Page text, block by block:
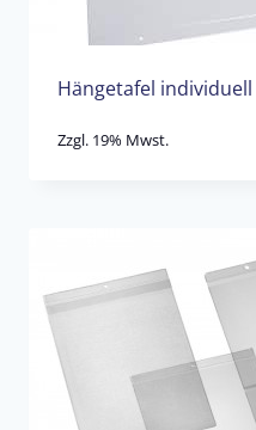
Hängetafel
Zzgl. 19% Mwst.